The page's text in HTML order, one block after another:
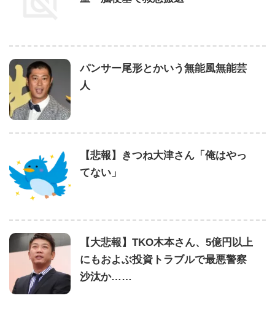
パンサー尾形とかいう無能風無能芸
人
【悲報】きつね大津さん「俺はやっ
てない」
【大悲報】TKO木本さん、5億円以上
にもおよぶ投資トラブルで最悪警察
沙汰か……